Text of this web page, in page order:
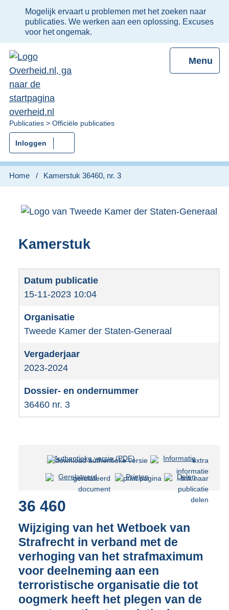
Ter
informatie:
Mogelijk ervaart u problemen met het zoeken naar
publicaties. We werken aan een oplossing. Excuses
voor het ongemak.
Menu
U
bent
nu
hier:
Publicaties Officiële publicaties
Inloggen
Home Kamerstuk 36460, nr. 3
Kamerstuk
15-11-2023 10:04
Tweede Kamer der Staten-Generaal
2023-2024
36460 nr. 3
Authentieke versie (PDF)b
s
d
s
g
r
o
t
t
Informatie
Gerelateerd Printen Delen
36 460
Wijziging van het Wetboek van
Strafrecht in verband met de
verhoging van het strafmaximum
voor deelneming aan een
terroristische organisatie die tot
oogmerk heeft het plegen van de